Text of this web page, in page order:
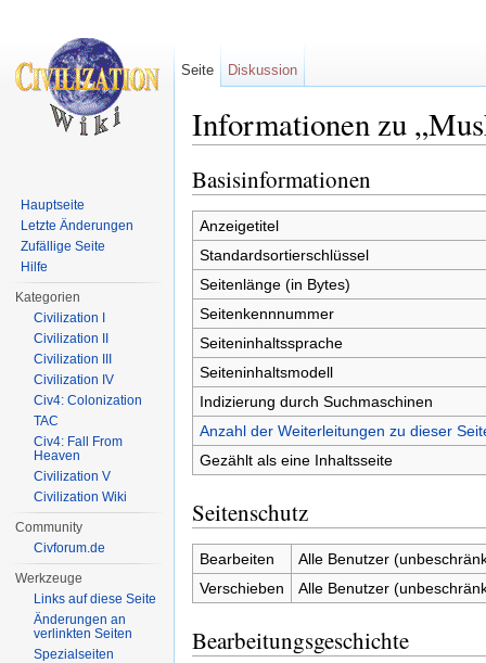
Informationen zu
Basisinformationen
Anzeigetitel
Standardsortierschlüssel
Seitenlänge (in Bytes)
Seitenkennnummer
Seiteninhaltssprache
Seiteninhaltsmodell
Indizierung durch Suchmaschinen
Anzahl der Weiterleitungen zu dieser
Gezählt als eine Inhaltsseite
Seitenschutz
Bearbeiten
Alle Benutzer
Verschieben
Alle Benutzer
Bearbeitungsgeschichte
Seite Diskussion
Hauptseite
Letzte Änderungen
Zufällige Seite
Hilfe
Kategorien
Civilization I
Civilization II
Civilization III
Civilization IV
Civ4: Colonization
TAC
Civ4: Fall From
Heaven
Civilization V
Civilization Wiki
Community
Civforum.de
Werkzeuge
Links auf diese Seite
Änderungen an
verlinkten Seiten
Spezialseiten